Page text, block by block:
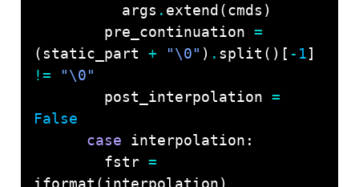
          args
.
        pre_continuation
=
(static_part + "\0" ) . split()[ - 1
!=
"\0"
        post_interpolation
=
False
case
        fstr
=